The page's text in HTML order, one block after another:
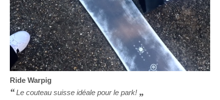
Ride Warpig
Le couteau suisse idéale pour le park!